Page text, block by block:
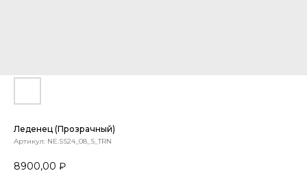
Леденец (прозрачный)
Артикул: NE.SS24_08_S_TRN
8900,00 ₽